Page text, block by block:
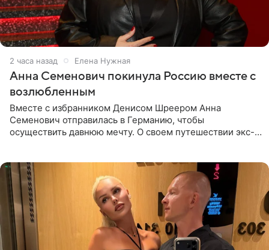
2 часа назад Елена Нужная
Анна Семенович покинула Россию вместе с
возлюбленным
Вместе с избранником Денисом Шреером Анна
Семенович отправилась в Германию, чтобы
осуществить давнюю мечту. О своем путешествии экс-